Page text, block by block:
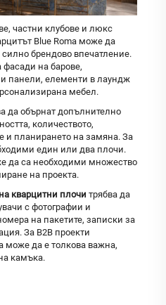
частни клубове и люкс
Blue Roma може да
брендово впечатление.
на барове,
панели, елементи в лаундж
мебел.
да обърнат допълнително
количеството,
и планирането на замяна. За
един или два плочи.
да са необходими множество
на проекта.
кварцитни плочи трябва да
с фотографии и
на пакетите, записки за
За B2B проекти
може да е толкова важна,
камъка.